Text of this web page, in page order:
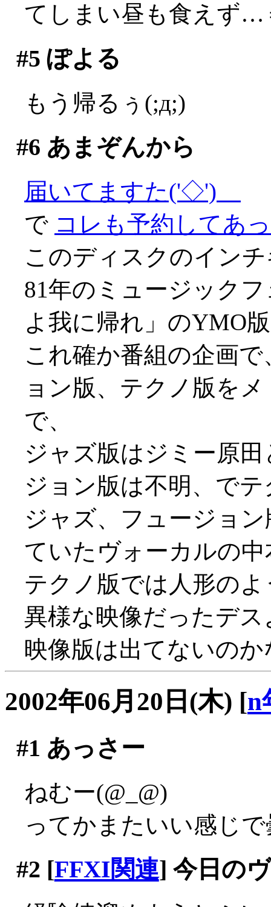
てしまい昼も食えず…
#5 ぽよる
もう帰るぅ(;д;)
#6 あまぞんから
届いてますた('◇')ゞ
で コレも予約してあ
このディスクのイン
81年のミュージック
よ我に帰れ」のYMO
これ確か番組の企画
ョン版、テクノ版を
で、
ジャズ版はジミー原
ジョン版は不明、で
ジャズ、フュージョ
ていたヴォーカルの
テクノ版では人形の
異様な映像だったデス
映像版は出てないの
2002年06月20日(木) [n
#1 あっさー
ねむー(@_@)
ってかまたいい感じ
#2 [FFXI関連] 今日の